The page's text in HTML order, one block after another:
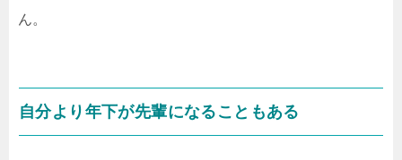
ん。
自分より年下が先輩になることもある